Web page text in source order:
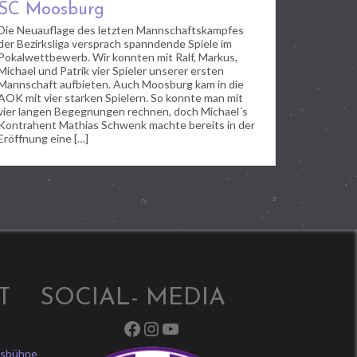
Moosburg
Neuauflage des letzten Mannschaftskampfes
Bezirksliga versprach spanndende Spiele im
Wir konnten mit Ralf, Markus,
und Patrik vier Spieler unserer ersten
aufbieten. Auch Moosburg kam in die
mit vier starken Spielern. So konnte man mit
langen Begegnungen rechnen, doch Michael´s
Mathias Schwenk machte bereits in der
eine […]
SOCIAL- MEDIA
Facebook Instagram YouTube